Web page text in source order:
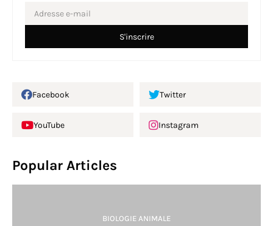
Facebook Twitter
YouTube Instagram
Popular Articles
BIOLOGIE ANIMALE